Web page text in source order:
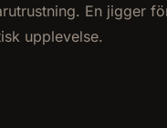
En jigger
upplevelse.